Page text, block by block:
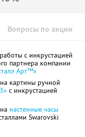
Вопросы по акции
с инкрустацией
партнера компании
Арт™»
на картины ручной
с инкрустацией
на настенные часы
Swarovski